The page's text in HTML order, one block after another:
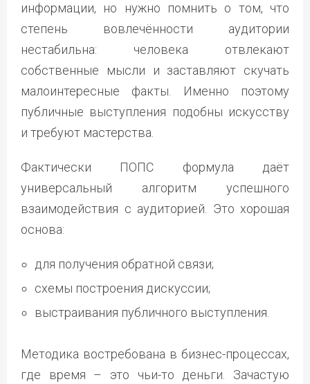
информации, но нужно помнить о том, что
степень вовлечённости аудитории
нестабильна: человека отвлекают
собственные мысли и заставляют скучать
малоинтересные факты. Именно поэтому
публичные выступления подобны искусству
и требуют мастерства.
Фактически ПОПС формула даёт
универсальный алгоритм успешного
взаимодействия с аудиторией. Это хорошая
основа:
для получения обратной связи;
схемы построения дискуссии;
выстраивания публичного выступления.
Методика востребована в бизнес-процессах,
где время – это чьи-то деньги. Зачастую